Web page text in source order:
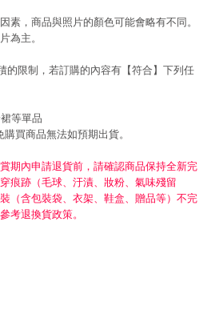
素，商品與照片的顏色可能會略有不同。
為主。
的限制，若訂購的內容有【符合】下列任
等單品
買商品無法如預期出貨。
期內申請退貨前，請確認商品保持全新完
痕跡（毛球、汙漬、妝粉、氣味殘留
（含包裝袋、衣架、鞋盒、贈品等）不完
考退換貨政策。